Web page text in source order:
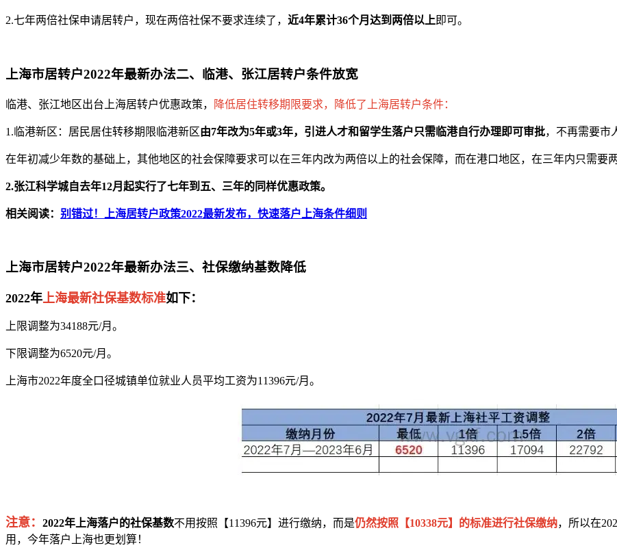
2.七年两倍社保申请居转户，现在两倍社保不要求连续了， 近4年累计36个月达到两倍以上 即可。
上海市居转户2022年最新办法二、临港、张江居转户条件放宽
临港、张江地区出台上海居转户优惠政策， 降低居住转移期限要求，降低了上海居转户条件：
1.临港新区：居民居住转移期限临港新区由7年改为5年或3年，引进人才和留学生落户只需临港自行办理即可审批，不再需要市
在年初减少年数的基础上，其他地区的社会保障要求可以在三年内改为两倍以上的社会保障，而在港口地区，在三年内只需要
2.张江科学城自去年12月起实行了七年到五、三年的同样优惠政策。
相关阅读： 别错过！上海居转户政策2022最新发布，快速落户上海条件细则
上海市居转户2022年最新办法三、社保缴纳基数降低
2022年上海最新社保基数标准如下：
上限调整为34188元/月。
下限调整为6520元/月。
上海市2022年度全口径城镇单位就业人员平均工资为11396元/月。
注意： 2022年上海落户的社保基数不用按照【11396元】进行缴纳，而是仍然按照【10338元】的标准进行社保缴纳，所以在
用，今年落户上海也更划算！